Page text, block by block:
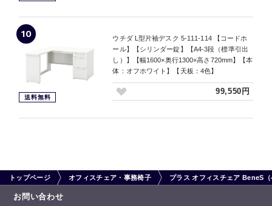
10
送料無料
ウチダ L型片袖デスク 5-111-114 【コードホ
ール】【シリンダー錠】【A4-3段（標準引出
し）】【幅1600×奥行1300×高さ720mm】【本
体：オフホワイト】【天板：4色】
99,550円
トップページ オフィスチェア・事務椅子 プラス オフィスチェア BeneS
お問い合わせ